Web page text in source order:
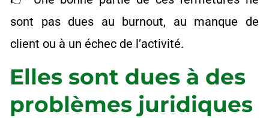
sont pas dues au burnout, au manque de
client ou à un échec de l’activité.
Elles sont dues à des
problèmes juridiques